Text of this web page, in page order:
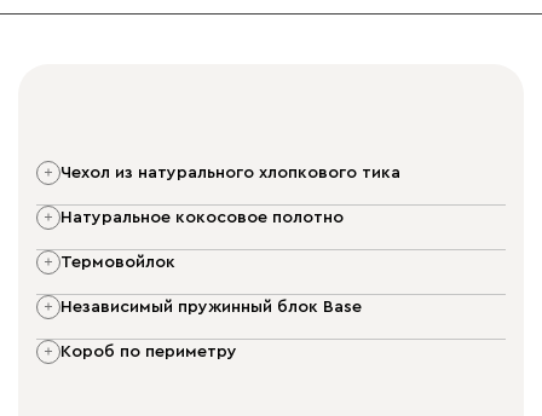
чехол из натурального хлопкового тика
натуральное кокосовое полотно
термовойлок
независимый пружинный блок Base
короб по периметру